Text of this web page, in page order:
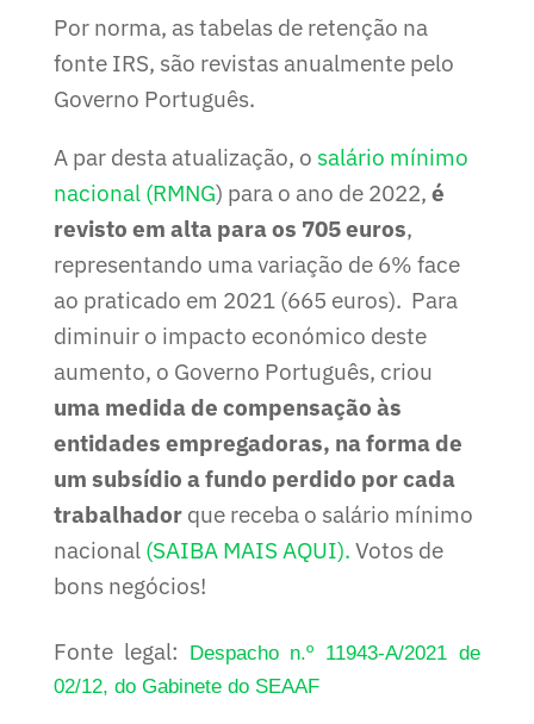
Por norma, as tabelas de retenção na
fonte IRS, são revistas anualmente pelo
Governo Português.
A par desta atualização, o salário mínimo
nacional (RMNG) para o ano de 2022, é
revisto em alta para os 705 euros,
representando uma variação de 6% face
ao praticado em 2021 (665 euros). Para
diminuir o impacto económico deste
aumento, o Governo Português, criou
uma medida de compensação às
entidades empregadoras, na forma de
um subsídio a fundo perdido por cada
trabalhadorque receba o salário mínimo
nacional (SAIBA MAIS AQUI). Votos de
bons negócios!
Fonte legal: Despacho n.º 11943-A/2021 de
02/12, do Gabinete do SEAAF